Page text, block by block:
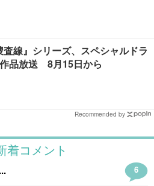
査線』シリーズ、スペシャルドラ
品放送 8月15日から
Recommended by